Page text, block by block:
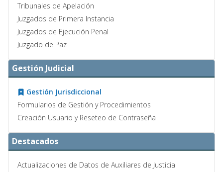
Tribunales de Apelación
Juzgados de Primera Instancia
Juzgados de Ejecución Penal
Juzgado de Paz
Gestión Judicial
Gestión Jurisdiccional
Formularios de Gestión y Procedimientos
Creación Usuario y Reseteo de Contraseña
Destacados
Actualizaciones de Datos de Auxiliares de Justicia